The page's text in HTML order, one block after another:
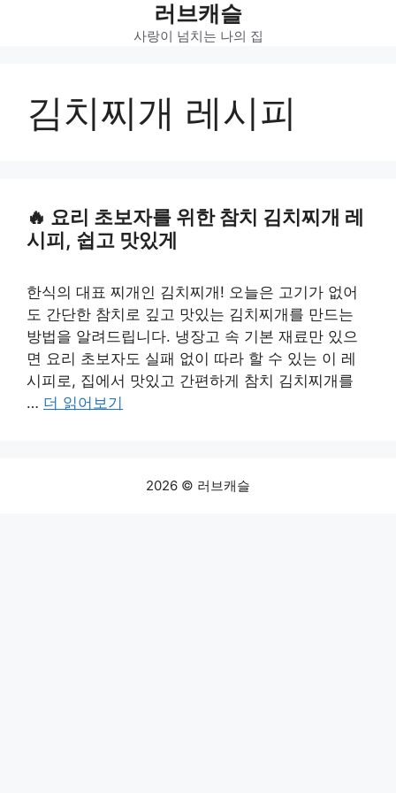
러브캐슬
사랑이 넘치는 나의 집
김치찌개 레시피
요리 초보자를 위한 참치 김치찌개 레
시피, 쉽고 맛있게
한식의 대표 찌개인 김치찌개! 오늘은 고기가 없어
도 간단한 참치로 깊고 맛있는 김치찌개를 만드는
방법을 알려드립니다. 냉장고 속 기본 재료만 있으
면 요리 초보자도 실패 없이 따라 할 수 있는 이 레
시피로, 집에서 맛있고 간편하게 참치 김치찌개를
… 더 읽어보기
2026 © 러브캐슬